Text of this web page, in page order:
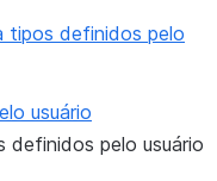
tipos definidos pelo
usuário
definidos pelo usuário